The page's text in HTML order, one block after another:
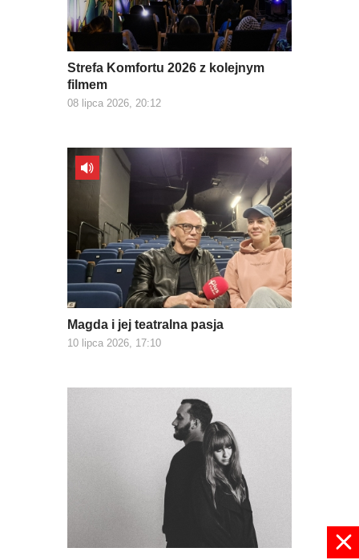
Strefa Komfortu 2026 z kolejnym
filmem
08 lipca 2026, 20:12
Magda i jej teatralna pasja
10 lipca 2026, 17:10